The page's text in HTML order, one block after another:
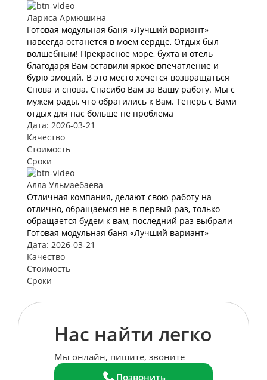
Лариса Армюшина
Готовая модульная баня «Лучший вариант»
навсегда останется в моем сердце, Отдых был
волшебным! Прекрасное море, бухта и отель
благодаря Вам оставили яркое впечатление и
бурю эмоций. В это место хочется возвращаться
Снова и снова. Спасибо Вам за Вашу работу. Мы с
мужем рады, что обратились к Вам. Теперь с Вами
отдых для нас больше не проблема
Дата: 2026-03-21
Качество
Стоимость
Сроки
Алла Ульмаебаева
Отличная компания, делают свою работу на
отлично, обращаемся не в первый раз, только
обращается будем к вам, последний раз выбрали
Готовая модульная баня «Лучший вариант»
Дата: 2026-03-21
Качество
Стоимость
Сроки
Нас найти легко
Мы онлайн, пишите, звоните
Позвонить